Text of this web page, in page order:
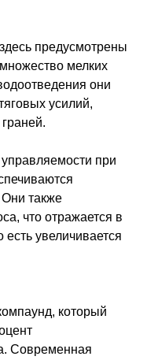
предусмотрены
мелких
они
усилий,
при
также
что отражается в
увеличивается
который
Современная